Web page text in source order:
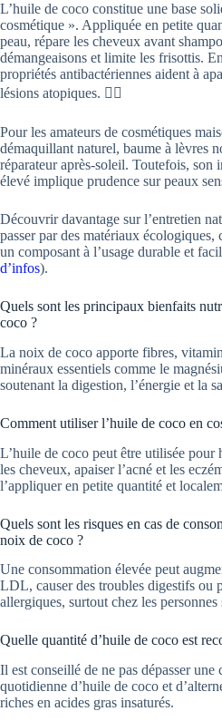
L’huile de coco constitue une base
cosmétique ». Appliquée en petite
peau, répare les cheveux avant
démangeaisons et limite les frisottis.
propriétés antibactériennes aident à
lésions atopiques. 💆‍♀️
Pour les amateurs de cosmétiques
démaquillant naturel, baume à lèvres
réparateur après-soleil. Toutefois, son
élevé implique prudence sur peaux
Découvrir davantage sur l’entretien
passer par des matériaux écologiques,
un composant à l’usage durable et
d’infos).
Quels sont les principaux bienfaits
coco ?
La noix de coco apporte fibres,
minéraux essentiels comme le
soutenant la digestion, l’énergie et la
Comment utiliser l’huile de coco en
L’huile de coco peut être utilisée pour
les cheveux, apaiser l’acné et les
l’appliquer en petite quantité et
Quels sont les risques en cas de
noix de coco ?
Une consommation élevée peut
LDL, causer des troubles digestifs ou
allergiques, surtout chez les personnes
Quelle quantité d’huile de coco est
Il est conseillé de ne pas dépasser une
quotidienne d’huile de coco et
riches en acides gras insaturés.